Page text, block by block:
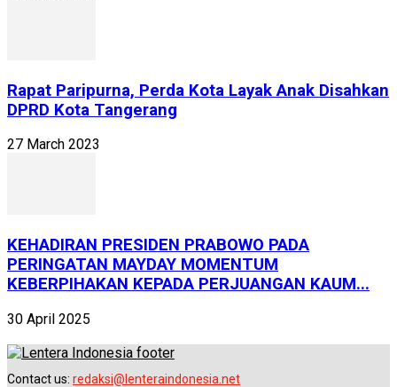
Rapat Paripurna, Perda Kota Layak Anak Disahkan
DPRD Kota Tangerang
27 March 2023
KEHADIRAN PRESIDEN PRABOWO PADA
PERINGATAN MAYDAY MOMENTUM
KEBERPIHAKAN KEPADA PERJUANGAN KAUM...
30 April 2025
Contact us: redaksi@lenteraindonesia.net